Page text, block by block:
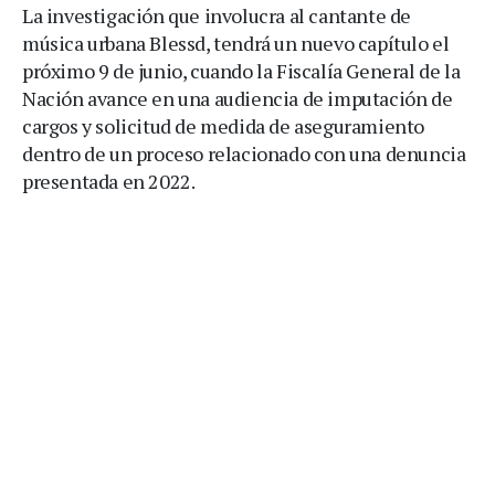
La investigación que involucra al cantante de
música urbana Blessd, tendrá un nuevo capítulo el
próximo 9 de junio, cuando la Fiscalía General de la
Nación avance en una audiencia de imputación de
cargos y solicitud de medida de aseguramiento
dentro de un proceso relacionado con una denuncia
presentada en 2022.